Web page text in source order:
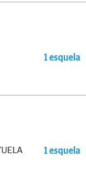
1 esquela
1 esquela